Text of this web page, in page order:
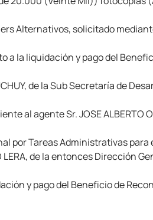
Alternativos, solicitado
a la liquidación y pago del
de la Sub Secretaría de
al agente Sr. JOSE ALBERTO
por Tareas Administrativas para
de la entonces Dirección
y pago del Beneficio de